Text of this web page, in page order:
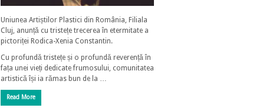
Uniunea Artiștilor Plastici din România, Filiala
Cluj, anunță cu tristețe trecerea în etermitate a
pictoriței Rodica-Xenia Constantin.
Cu profundă tristețe și o profundă reverență în
fața unei vieți dedicate frumosului, comunitatea
artistică își ia rămas bun de la …
Read More